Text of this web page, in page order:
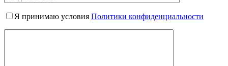
Я принимаю условия Политики конфиденциальности